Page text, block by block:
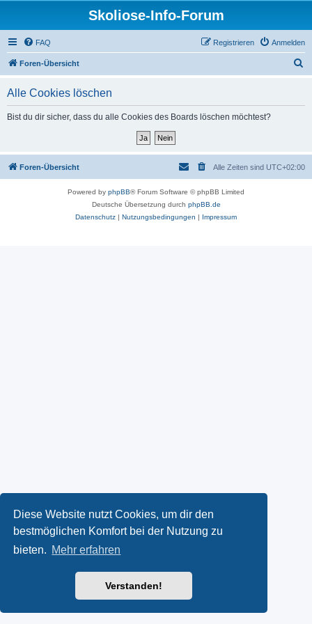
Diese Website nutzt Cookies, um dir den
bestmöglichen Komfort bei der Nutzung zu
bieten. Mehr erfahren
Verstanden!
Skoliose-Info-Forum
FAQ Anmelden
Registrieren
Foren-Übersicht
Alle Cookies löschen
Bist du dir sicher, dass du alle Cookies des Boards löschen möchtest?
Foren-Übersicht Alle Zeiten sind UTC+02:00
Powered by phpBB® Forum Software © phpBB Limited
Deutsche Übersetzung durch phpBB.de
Datenschutz | Nutzungsbedingungen | Impressum